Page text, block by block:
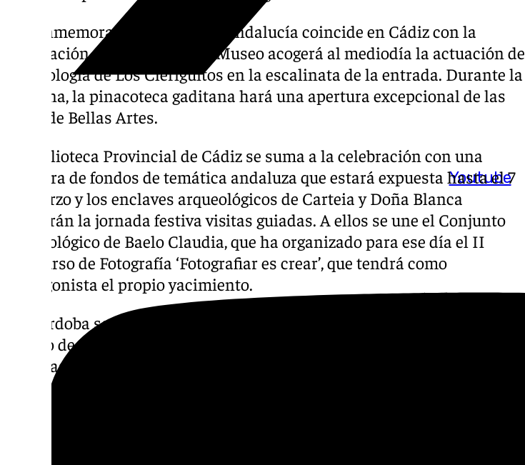
Youtube
La conmemoración del Día de Andalucía coincide en Cádiz con la
celebración del Carnaval y el Museo acogerá al mediodía la actuación de
la antología de Los Cleriguitos en la escalinata de la entrada. Durante la
mañana, la pinacoteca gaditana hará una apertura excepcional de las
salas de Bellas Artes.
La Biblioteca Provincial de Cádiz se suma a la celebración con una
muestra de fondos de temática andaluza que estará expuesta hasta el 7
de marzo y los enclaves arqueológicos de Carteia y Doña Blanca
ofrecerán la jornada festiva visitas guiadas. A ellos se une el Conjunto
Arqueológico de Baelo Claudia, que ha organizado para ese día el II
Concurso de Fotografía ‘Fotografiar es crear’, que tendrá como
protagonista el propio yacimiento.
En Córdoba se ha preparado una amplia programación que encabeza el
Museo de Bellas Artes con la muestra ‘Testamento andaluz’, compuesta
de obras de destacados autores andaluces de las artes, las letras y la
música. Además, el mismo 28 de febrero se hará una visita temática para